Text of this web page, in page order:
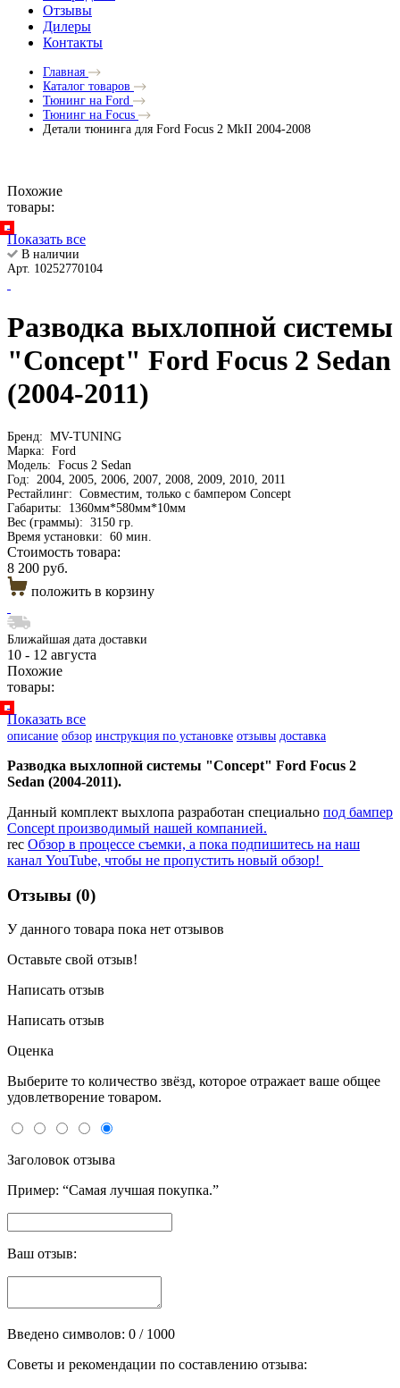
Отзывы
Дилеры
Контакты
Главная
Каталог товаров
Тюнинг на Ford
Тюнинг на Focus
Детали тюнинга для Ford Focus 2 MkII 2004-2008
Похожие
товары:
Показать все
В наличии
Арт. 10252770104
Разводка выхлопной системы
"Concept" Ford Focus 2 Sedan
(2004-2011)
Бренд: MV-TUNING
Марка: Ford
Модель: Focus 2 Sedan
Год:
2004, 2005, 2006, 2007, 2008, 2009, 2010, 2011
Рестайлинг: Совместим, только с бампером Concept
Габариты:
1360мм*580мм*10мм
Вес (граммы): 3150 гр.
Время установки: 60 мин.
Стоимость товара:
8 200 руб.
положить в корзину
Ближайшая дата доставки
10 - 12 августа
Похожие
товары:
Показать все
описание обзор инструкция по установке отзывы доставка
Разводка выхлопной системы "Concept" Ford Focus 2
Sedan (2004-2011).
Данный комплект выхлопа разработан специально под бампер
Concept производимый нашей компанией.
rec Обзор в процессе съемки, а пока подпишитесь на наш
канал YouTube, чтобы не пропустить новый обзор!
Отзывы (0)
У данного товара пока нет отзывов
Оставьте свой отзыв!
Написать отзыв
Написать отзыв
Оценка
Выберите то количество звёзд, которое отражает ваше общее
удовлетворение товаром.
Заголовок отзыва
Пример: “Самая лучшая покупка.”
Ваш отзыв:
Введено символов: 0 / 1000
Советы и рекомендации по составлению отзыва: